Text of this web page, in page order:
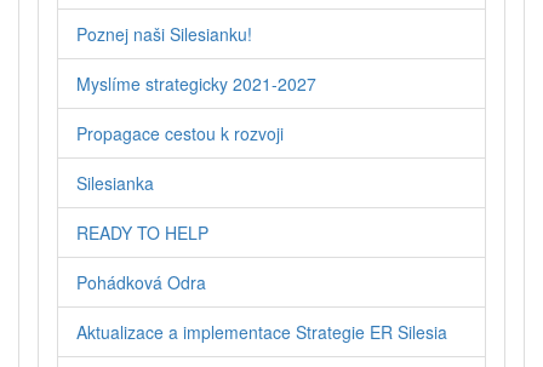
Poznej naši Silesianku!
Myslíme strategicky 2021-2027
Propagace cestou k rozvoji
Silesianka
READY TO HELP
Pohádková Odra
Aktualizace a implementace Strategie ER Silesia